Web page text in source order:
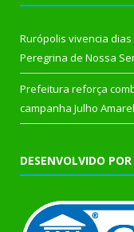
Rurópolis vivencia
Peregrina de Nossa
Prefeitura reforça
campanha Julho
DESENVOLVIDO